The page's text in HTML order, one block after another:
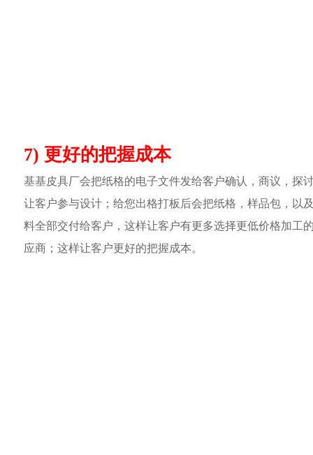
7) 更好的把握成本
基基皮具厂会把纸格的电子文件发给客户确认，商议，探
让客户参与设计；给您出格打板后会把纸格，样品包，以
料全部交付给客户，这样让客户有更多选择更低价格加工
应商；这样让客户更好的把握成本。